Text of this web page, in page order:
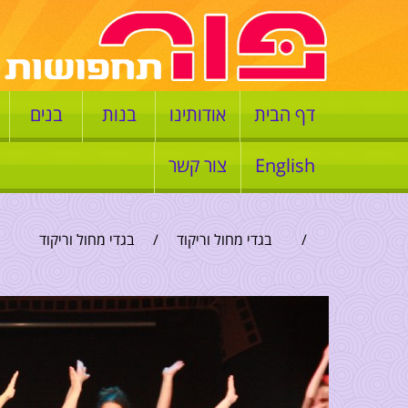
דף הבית אודותינו בנות בנים
English צור קשר
/ בגדי מחול וריקוד / בגדי מחול וריקוד